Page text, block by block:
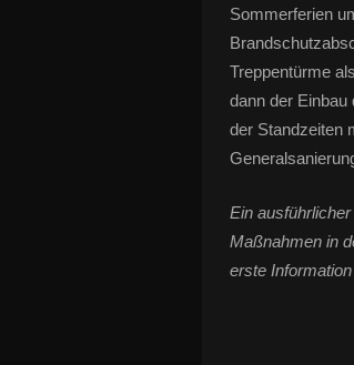
Sommerferien
Treppentürme
dann der Einbau
der Standzeiten
Ein
Maßnahmen in
erste